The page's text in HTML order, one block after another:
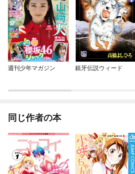
週刊少年マガジン 銀牙伝説ウィード
同じ作者の本